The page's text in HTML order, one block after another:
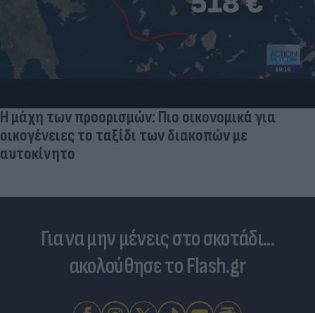
Πανζουρλισμός στην παρουσίαση του Σαλάχ -
Χιλιάδες κόσμου στο γήπεδο της Τραμπζονσπόρ
Για να μην μένεις στο σκοτάδι...
ακολούθησε το Flash.gr